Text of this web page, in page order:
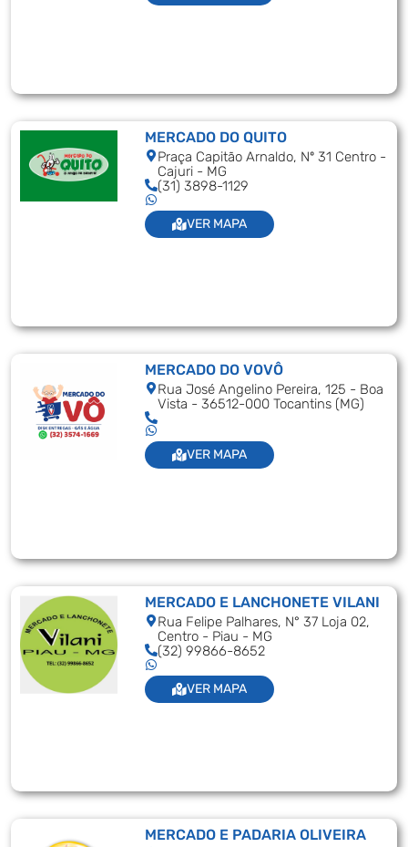
MERCADO DO QUITO
Praça Capitão Arnaldo, Nº 31 Centro -
Cajuri - MG
(31) 3898-1129
VER MAPA
MERCADO DO VOVÔ
Rua José Angelino Pereira, 125 - Boa
Vista - 36512-000 Tocantins (MG)
VER MAPA
MERCADO E LANCHONETE VILANI
Rua Felipe Palhares, N° 37 Loja 02,
Centro - Piau - MG
(32) 99866-8652
VER MAPA
MERCADO E PADARIA OLIVEIRA